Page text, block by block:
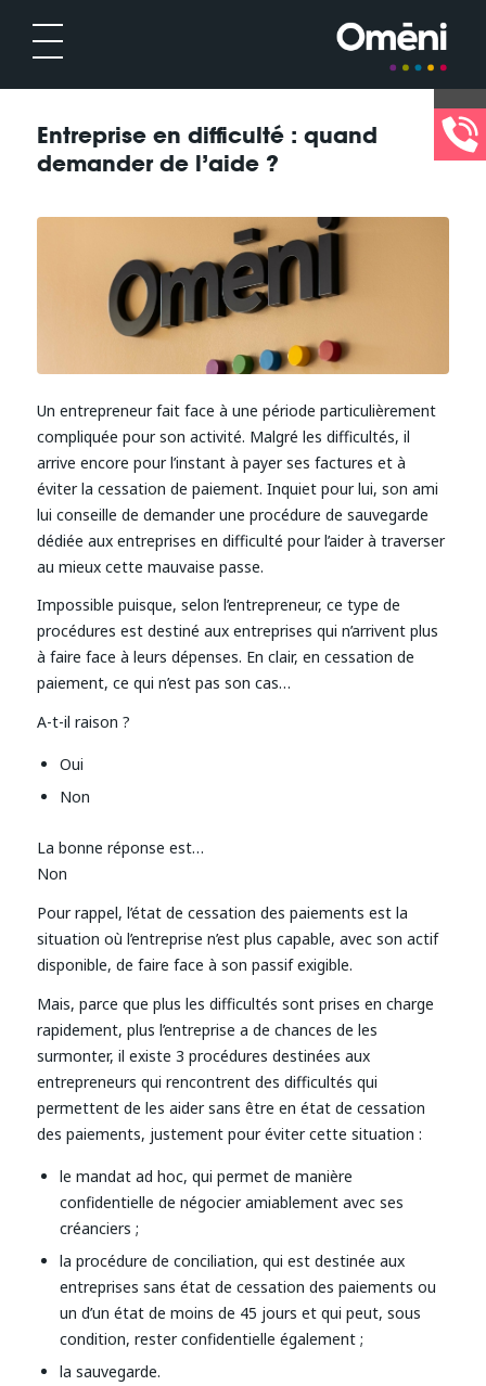
Entreprise en difficulté : quand
demander de l’aide ?
Un entrepreneur fait face à une période particulièrement
compliquée pour son activité. Malgré les difficultés, il
arrive encore pour l’instant à payer ses factures et à
éviter la cessation de paiement. Inquiet pour lui, son ami
lui conseille de demander une procédure de sauvegarde
dédiée aux entreprises en difficulté pour l’aider à traverser
au mieux cette mauvaise passe.
Impossible puisque, selon l’entrepreneur, ce type de
procédures est destiné aux entreprises qui n’arrivent plus
à faire face à leurs dépenses. En clair, en cessation de
paiement, ce qui n’est pas son cas…
A-t-il raison ?
Oui
Non
La bonne réponse est…
Non
Pour rappel, l’état de cessation des paiements est la
situation où l’entreprise n’est plus capable, avec son actif
disponible, de faire face à son passif exigible.
Mais, parce que plus les difficultés sont prises en charge
rapidement, plus l’entreprise a de chances de les
surmonter, il existe 3 procédures destinées aux
entrepreneurs qui rencontrent des difficultés qui
permettent de les aider sans être en état de cessation
des paiements, justement pour éviter cette situation :
le mandat ad hoc, qui permet de manière
confidentielle de négocier amiablement avec ses
créanciers ;
la procédure de conciliation, qui est destinée aux
entreprises sans état de cessation des paiements ou
un d’un état de moins de 45 jours et qui peut, sous
condition, rester confidentielle également ;
la sauvegarde.